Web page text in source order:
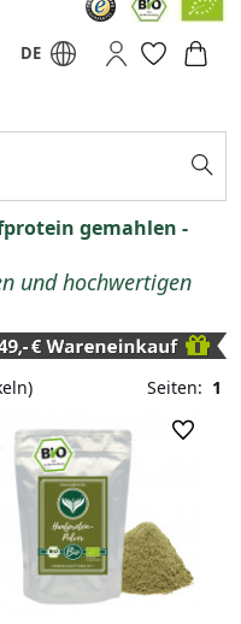
DE
gemahlen -
und hochwertigen
Seiten: 1